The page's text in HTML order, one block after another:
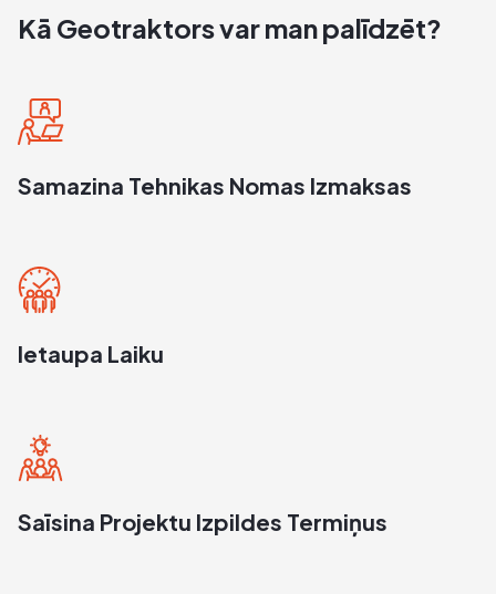
Kā Geotraktors var man palīdzēt?
Samazina Tehnikas Nomas Izmaksas
Ietaupa Laiku
Saīsina Projektu Izpildes Termiņus